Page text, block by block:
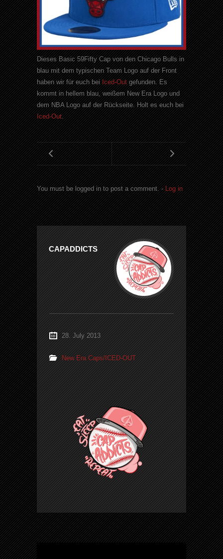
Dieses Basic 59Fifty Cap von den Chicago Bulls in
blau mit dem typischen Team Logo auf der Front
haben wir für euch beiIced-Outgefunden. Es
kommt in hellem blau, weißem New Era Logo und
dem NBA Logo auf der Rückseite. Holt es euch bei
Iced-Out.
You must be logged in to post a comment. -Log in
CAPADDICTS
28. July 2013
New Era Caps/ICED-OUT